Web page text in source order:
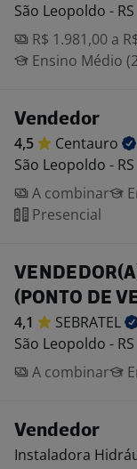
São Leopoldo - RS
R$ 1.981,00 a
Ensino Médio
Vendedor
4,5
Centauro
São Leopoldo - RS
A combinar
Presencial
(PONTO DE
4,1
SEBRATEL
São Leopoldo - RS
A combinar
Vendedor
Instaladora